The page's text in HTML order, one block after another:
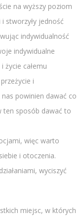
na wyższy poziom
i stworzyły jedność
indywidualność
indywidualne
życie całemu
i
powinien dawać co
ten sposób dawać to
więc warto
i otoczenia.
wyciszyć
miejsc, w których